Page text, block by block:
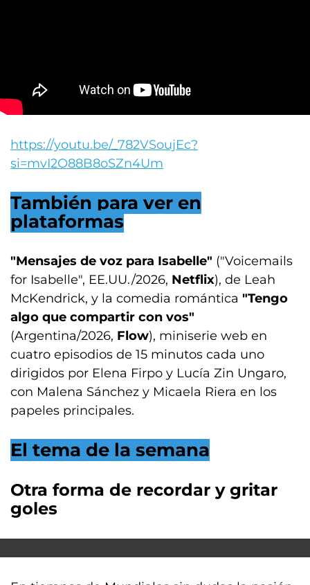
https://youtu.be/_782VSoujEc?
si=mvI2O88B8oSZn4Um
También para ver en
plataformas
"Mensajes de voz para Isabelle" ("Voicemails
for Isabelle", EE.UU./2026, Netflix), de Leah
McKendrick, y la comedia romántica "Tengo
algo que compartir con vos"
(Argentina/2026, Flow), miniserie web en
cuatro episodios de 15 minutos cada uno
dirigidos por Elena Firpo y Lucía Zin Ungaro,
con Malena Sánchez y Micaela Riera en los
papeles principales.
El tema de la semana
Otra forma de recordar y gritar
goles